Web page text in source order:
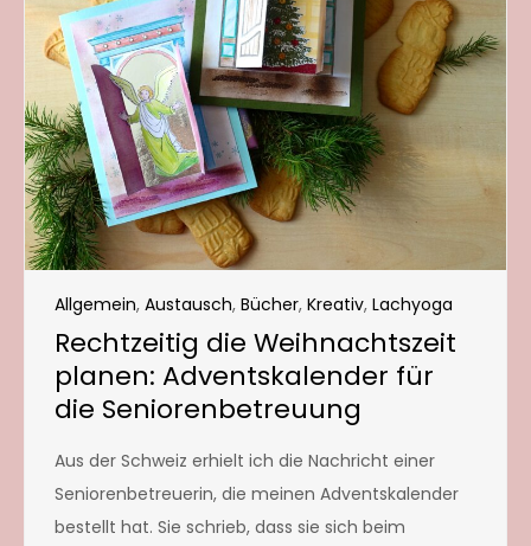
Allgemein, Austausch, Bücher, Kreativ, Lachyoga
Rechtzeitig die Weihnachtszeit
planen: Adventskalender für
die Seniorenbetreuung
Aus der Schweiz erhielt ich die Nachricht einer
Seniorenbetreuerin, die meinen Adventskalender
bestellt hat. Sie schrieb, dass sie sich beim